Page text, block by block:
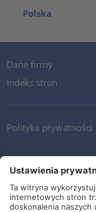
Polska
Dane firmy
Indeks stron
Polityka prywatności
Kontakt